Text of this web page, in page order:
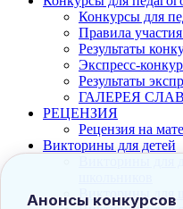
Конкурсы для
Правила
Результаты
Экспресс-
Результаты
ГАЛЕРЕЯ
РЕЦЕНЗИЯ
Рецензия на
Викторины для детей
Викторины для